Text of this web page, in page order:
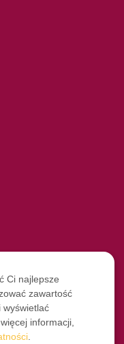
Ci najlepsze
zawartość
wyświetlać
informacji,